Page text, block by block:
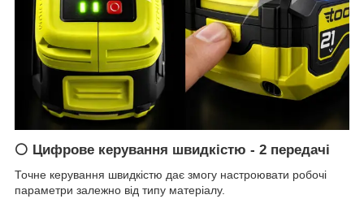
⚪ Цифрове керування швидкістю - 2 передачі
Точне керування швидкістю дає змогу настроювати робочі
параметри залежно від типу матеріалу.